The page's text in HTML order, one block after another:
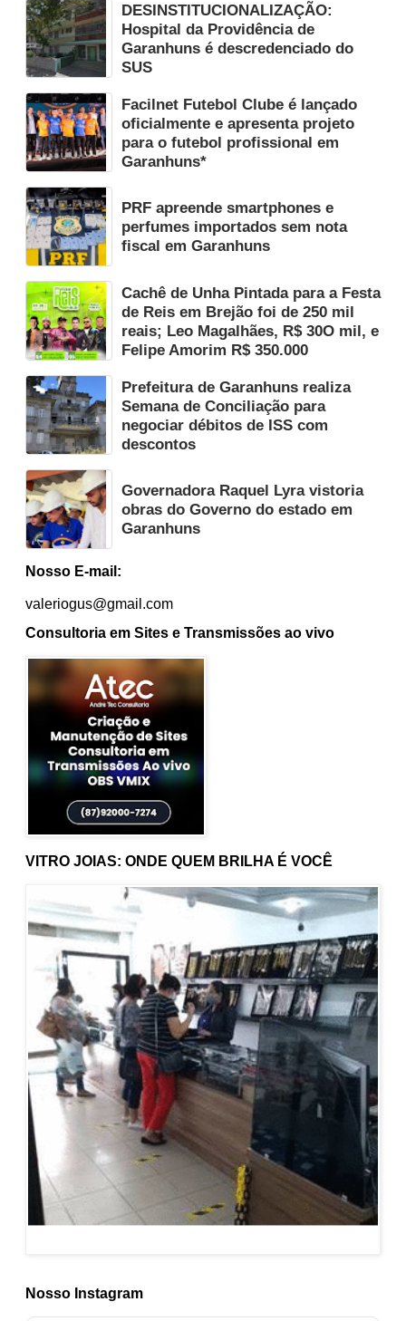
Nosso Instagram
VITRO JOIAS: ONDE QUEM BRILHA É VOCÊ
DESINSTITUCIONALIZAÇÃO:
Hospital da Providência de
Garanhuns é descredenciado do
SUS
Facilnet Futebol Clube é lançado
oficialmente e apresenta projeto
para o futebol profissional em
Garanhuns*
PRF apreende smartphones e
perfumes importados sem nota
fiscal em Garanhuns
Cachê de Unha Pintada para a Festa
de Reis em Brejão foi de 250 mil
reais; Leo Magalhães, R$ 30O mil, e
Felipe Amorim R$ 350.000
Prefeitura de Garanhuns realiza
Semana de Conciliação para
negociar débitos de ISS com
descontos
Governadora Raquel Lyra vistoria
obras do Governo do estado em
Garanhuns
Nosso E-mail:
valeriogus@gmail.com
Consultoria em Sites e Transmissões ao vivo